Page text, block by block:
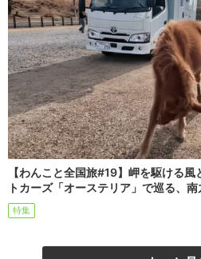
【わんこと全国旅#19】岬を駆ける
トカーズ「オーステリア」で巡る、
特集